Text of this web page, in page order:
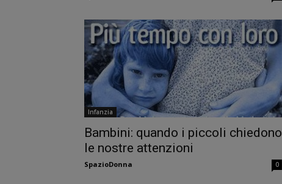
Infanzia
Bambini: quando i piccoli chiedono
le nostre attenzioni
SpazioDonna 0